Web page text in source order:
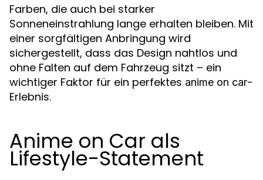
Farben, die auch bei starker
Sonneneinstrahlung lange erhalten bleiben. Mit
einer sorgfältigen Anbringung wird
sichergestellt, dass das Design nahtlos und
ohne Falten auf dem Fahrzeug sitzt – ein
wichtiger Faktor für ein perfektes anime on car-
Erlebnis.
Anime on Car als
Lifestyle-Statement